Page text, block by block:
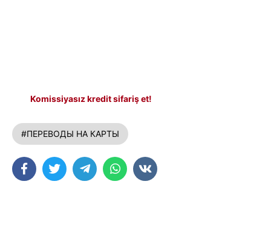
Komissiyasız kredit sifariş et!
#ПЕРЕВОДЫ НА КАРТЫ